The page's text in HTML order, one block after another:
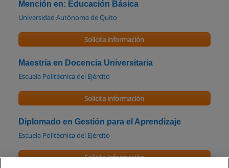
Mención en: Educación Básica
Universidad Autónoma de Quito
Solicita información
Maestría en Docencia Universitaria
Escuela Politécnica del Ejército
Solicita información
Diplomado en Gestión para el Aprendizaje
Escuela Politécnica del Ejército
Solicita información